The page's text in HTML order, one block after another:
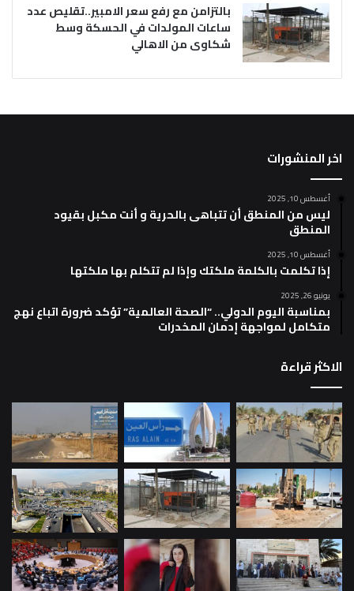
بالتزامن مع رفع سعر الامبير..تقليص عدد
ساعات المولدات في الحسكة وسط
شكاوى من الاهالي
اخر المنشورات
أغسطس 10, 2025
ليس من المنطق أن تتباهى بالحرية و أنت مكبل بقيود
المنطق
أغسطس 10, 2025
إذا تكلمت بالكلمة ملكتك وإذا لم تتكلم بها ملكتها
يونيو 26, 2025
بمناسبة اليوم الدولي.. “الصحة العالمية” تؤكد ضرورة اتباع نهج
متكامل لمواجهة إدمان المخدرات
الاكثر قراءة